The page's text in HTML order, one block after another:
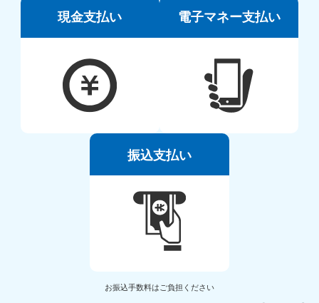
現金支払い 電子マネー支払い
振込支払い
お振込手数料はご負担ください